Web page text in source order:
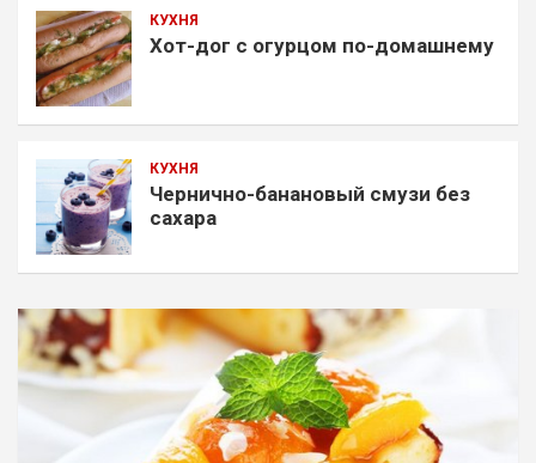
КУХНЯ
Хот-дог с огурцом по-домашнему
КУХНЯ
Чернично-банановый смузи без
сахара